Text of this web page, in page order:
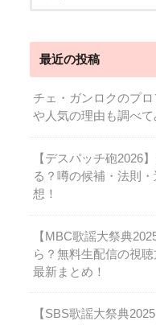
最近の投稿
チェ・ガンロクのプ
や人気の理由も調べて
【デスパッチ砲2026
る？噂の候補・法則
想！
【MBC歌謡大祭典
ら？無料生配信の視
最新まとめ！
【SBS歌謡大祭典